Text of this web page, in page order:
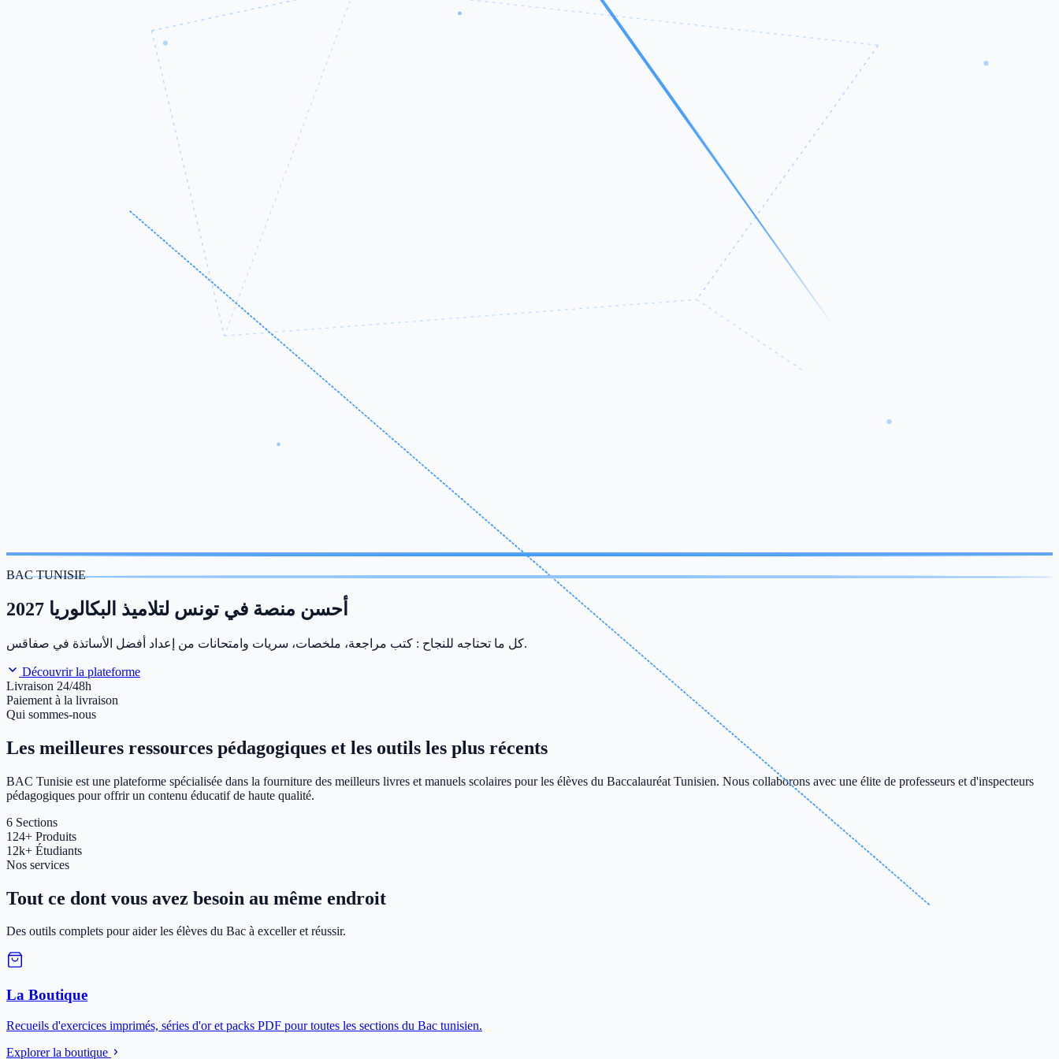
BAC TUNISIE
أحسن منصة في تونس لتلاميذ البكالوريا 2027
كل ما تحتاجه للنجاح : كتب مراجعة، ملخصات، سريات وامتحانات من إعداد أفضل الأساتذة في صفاقس.
Découvrir la plateforme
Livraison 24/48h
Paiement à la livraison
Qui sommes-nous
Les meilleures ressources pédagogiques et les outils les plus récents
BAC Tunisie est une plateforme spécialisée dans la fourniture des meilleurs livres et manuels scolaires pour les élèves du Baccalauréat Tunisien. Nous collaborons avec une élite de professeurs et d'inspecteurs
pédagogiques pour offrir un contenu éducatif de haute qualité.
6 Sections
124+ Produits
12k+ Étudiants
Nos services
Tout ce dont vous avez besoin au même endroit
Des outils complets pour aider les élèves du Bac à exceller et réussir.
La Boutique
Recueils d'exercices imprimés, séries d'or et packs PDF pour toutes les sections du Bac tunisien.
Explorer la boutique